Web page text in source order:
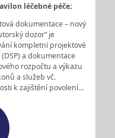
léčebné péče;
dokumentace – nový
dozor“ je
kompletní projektové
a dokumentace
rozpočtu a výkazu
a služeb vč.
k zajištění povolení…